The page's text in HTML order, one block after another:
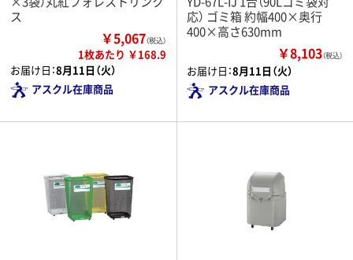
ス
￥5,067（税込）
1枚あたり ￥168.9
お届け日：8月11日（火）
アスクル在庫商品
応） ゴミ箱 約幅400×奥行
400×高さ630mm
￥8,103（税込）
お届け日：8月11日（火）
アスクル在庫商品